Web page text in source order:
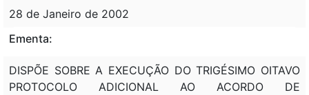
28 de Janeiro de 2002
Ementa:
DISPÕE SOBRE A EXECUÇÃO DO TRIGÉSIMO OITAVO
PROTOCOLO ADICIONAL AO ACORDO DE